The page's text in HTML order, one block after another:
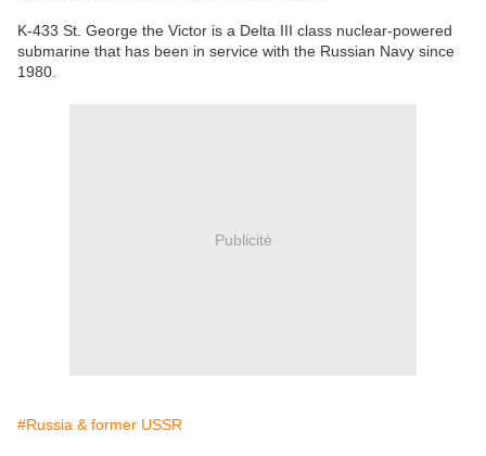
K-433 St. George the Victor is a Delta III class nuclear-powered
submarine that has been in service with the Russian Navy since
1980.
Publicité
#Russia & former USSR